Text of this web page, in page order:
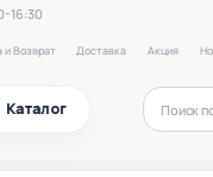
16:30
и Возврат Доставка Акция
Каталог